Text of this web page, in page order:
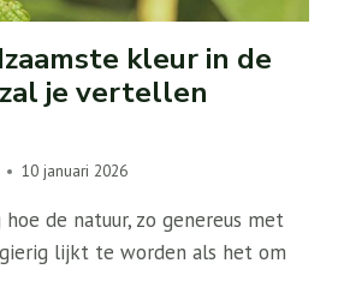
kleur in de
je vertellen
10 januari 2026
de natuur, zo genereus met
lijkt te worden als het om